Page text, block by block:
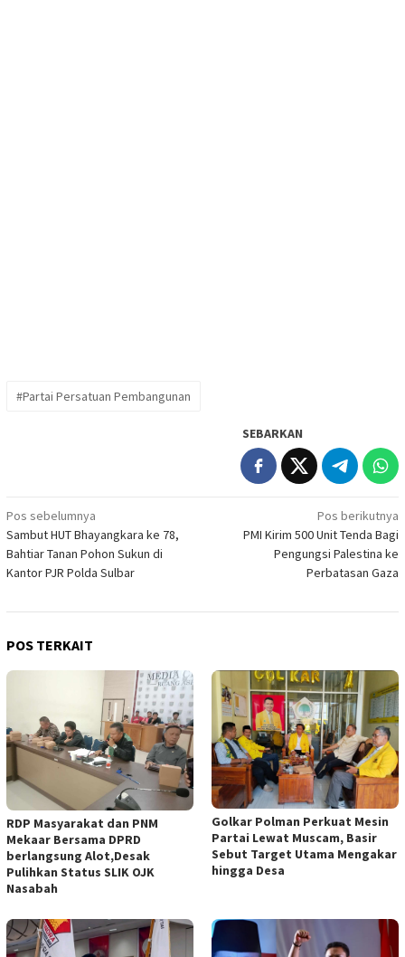
#Partai Persatuan Pembangunan
SEBARKAN
Navigasi
pos
Pos sebelumnya
Sambut HUT Bhayangkara ke 78,
Bahtiar Tanan Pohon Sukun di
Kantor PJR Polda Sulbar
Pos berikutnya
PMI Kirim 500 Unit Tenda Bagi
Pengungsi Palestina ke
Perbatasan Gaza
POS TERKAIT
RDP Masyarakat dan PNM
Mekaar Bersama DPRD
berlangsung Alot,Desak
Pulihkan Status SLIK OJK
Nasabah
Golkar Polman Perkuat Mesin
Partai Lewat Muscam, Basir
Sebut Target Utama Mengakar
hingga Desa